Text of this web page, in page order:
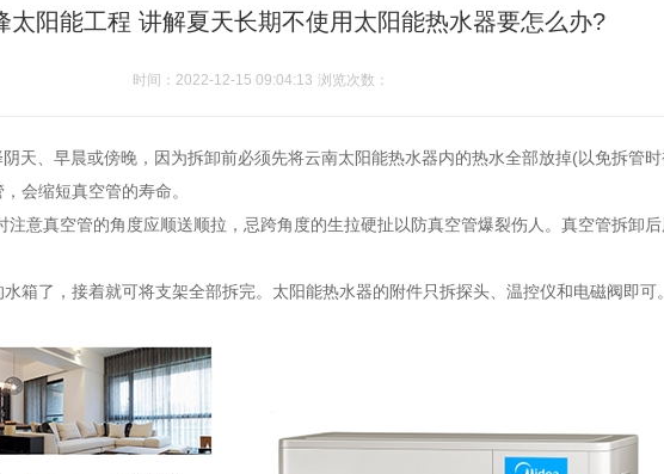
太阳能工程 讲解夏天长期不使用太阳能热水器要怎么办?
时间：2022-12-15 09:04:13 浏览次数：
天、早晨或傍晚，因为拆卸前必须先将云南太阳能热水器内的热水全部放掉(以免拆管
会缩短真空管的寿命。
注意真空管的角度应顺送顺拉，忌跨角度的生拉硬扯以防真空管爆裂伤人。真空管拆卸
箱了，接着就可将支架全部拆完。太阳能热水器的附件只拆探头、温控仪和电磁阀即可。